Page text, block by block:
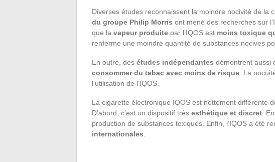
Diverses études reconnaissent la moindre nocivité de la
du groupe Philip Morris ont mené des recherches sur
que la vapeur produite par l’IQOS est moins toxique
renferme une moindre quantité de substances nocives
En outre, des études indépendantes démontrent aussi
consommer du tabac avec moins de risque . La
l’utilisation de l’IQOS.
La cigarette électronique IQOS est nettement différente
D’abord, c’est un dispositif très esthétique et discret .
production de substances toxiques. Enfin, l’IQOS a été
internationales